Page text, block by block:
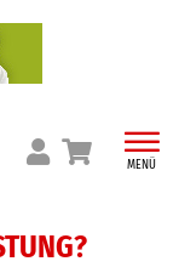
MENÜ